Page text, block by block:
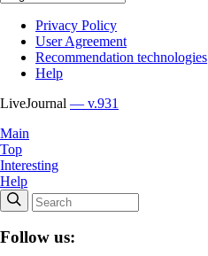
Privacy Policy
User Agreement
Recommendation technologies
Help
LiveJournal — v.931
Main
Top
Interesting
Help
Follow us: